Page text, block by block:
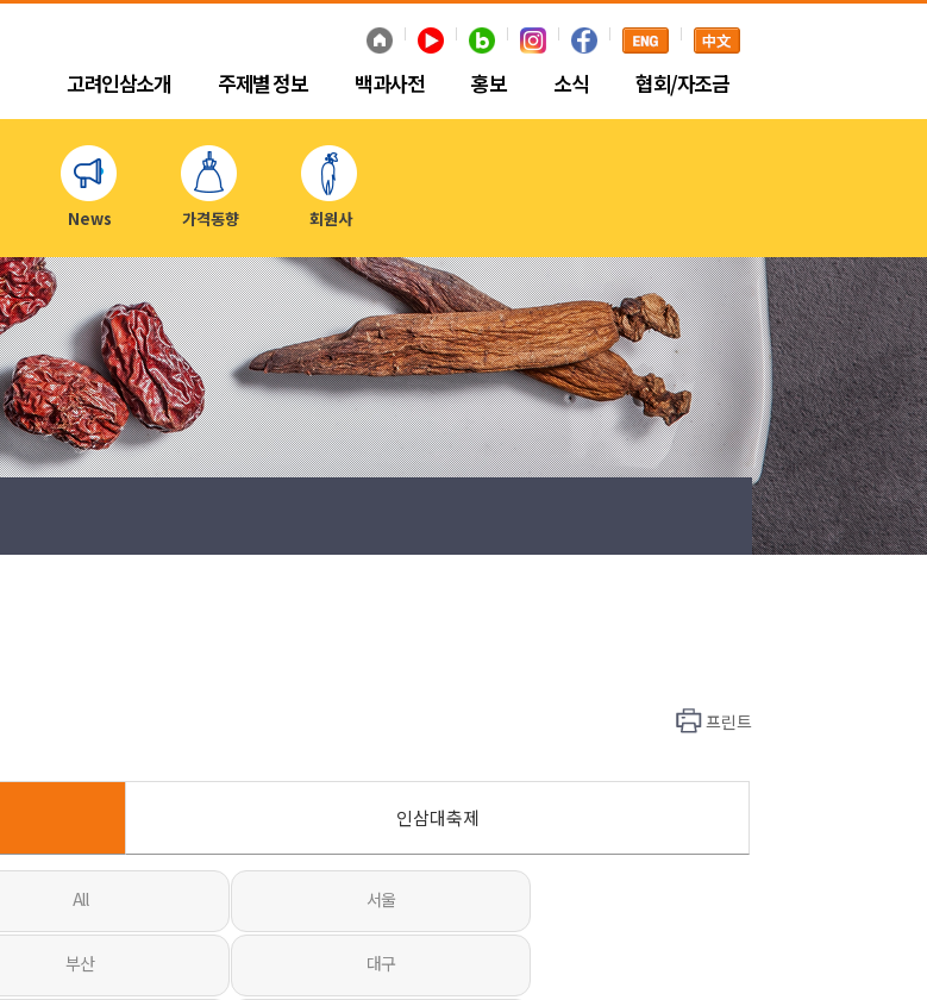
고려인삼소개 주제별 정보 백과사전 홍보 소식 협회/자조금
News 가격동향 회원사
프린트
인삼대축제
All 서울
부산 대구